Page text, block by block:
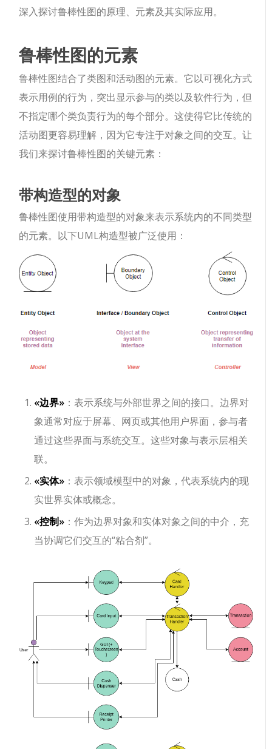
深入探讨鲁棒性图的原理、元素及其实际应用。
鲁棒性图的元素
鲁棒性图结合了类图和活动图的元素。它以可视化方式
表示用例的行为，突出显示参与的类以及软件行为，但
不指定哪个类负责行为的每个部分。这使得它比传统的
活动图更容易理解，因为它专注于对象之间的交互。让
我们来探讨鲁棒性图的关键元素：
带构造型的对象
鲁棒性图使用带构造型的对象来表示系统内的不同类型
的元素。以下UML构造型被广泛使用：
«边界» ：表示系统与外部世界之间的接口。边界对
象通常对应于屏幕、网页或其他用户界面，参与者
通过这些界面与系统交互。这些对象与表示层相关
联。
«实体» ：表示领域模型中的对象，代表系统内的现
实世界实体或概念。
«控制» ：作为边界对象和实体对象之间的中介，充
当协调它们交互的“粘合剂”。